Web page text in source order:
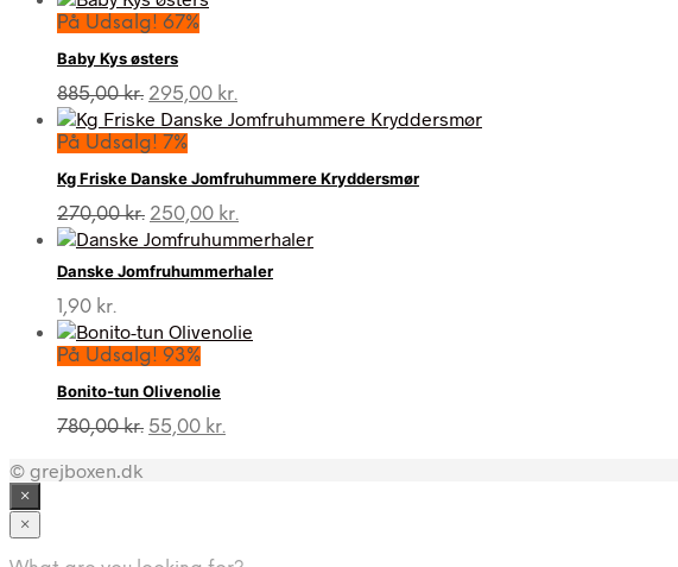
På Udsalg! 67%
Baby Kys østers
885,00kr. Den
oprindelige
pris
885,00 kr..
295,00 kr.
aktuelle
295,00 kr..
På Udsalg! 7%
Kg Friske Danske Jomfruhummere Kryddersmør
270,00kr. Den
oprindelige
var:
250,00 kr.
aktuelle
er:
Danske Jomfruhummerhaler
1,90 kr.
På Udsalg! 93%
Bonito-tun Olivenolie
780,00kr. Den
55,00 kr.
© grejboxen.dk
×
×